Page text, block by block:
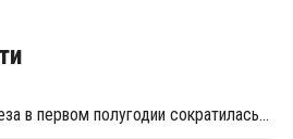
Прибыль Казаньоргсинтеза в первом полугодии сократилась более чем в 2 раза